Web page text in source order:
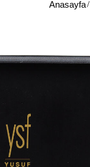
Anasayfa